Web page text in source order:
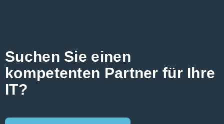
Suchen Sie einen
kompetenten Partner für Ihre
IT?